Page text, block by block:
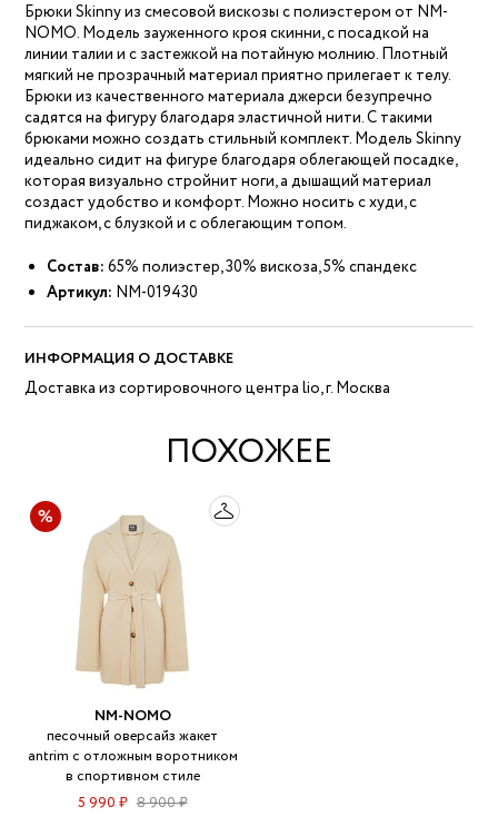
Брюки Skinny из смесовой вискозы с полиэстером от NM-
NOMO. Модель зауженного кроя cкинни, с посадкой на
линии талии и с застежкой на потайную молнию. Плотный
мягкий не прозрачный материал приятно прилегает к телу.
Брюки из качественного материала джерси безупречно
садятся на фигуру благодаря эластичной нити. С такими
брюками можно создать стильный комплект. Mодель Skinny
идеально сидит на фигуре благодаря облегающей посадке,
которая визуально стройнит ноги, а дышащий материал
создаст удобство и комфорт. Можно носить с худи, с
пиджаком, с блузкой и с облегающим топом.
Состав: 65% полиэстер, 30% вискоза, 5% спандекс
Артикул: NM-019430
ИНФОРМАЦИЯ О ДОСТАВКЕ
Доставка из сортировочного центра lio, г. Москва
ПОХОЖЕЕ
NM-NOMO
песочный оверсайз жакет
antrim c отложным воротником
в спортивном стиле
5 990 ₽ 8 900 ₽